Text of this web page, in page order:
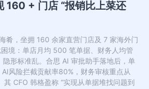
160 + 门店 “报销比上菜还
肴，坐拥 160 余家直营门店及 7 家海外门
境：单店月均 500 笔单据、财务人均管
形标准乱。合思 AI 审批助手落地后，单
风险拦截贡献率80%，财务审核重点从
其 CFO 韩格盈称 “实现从单据堆找问题到